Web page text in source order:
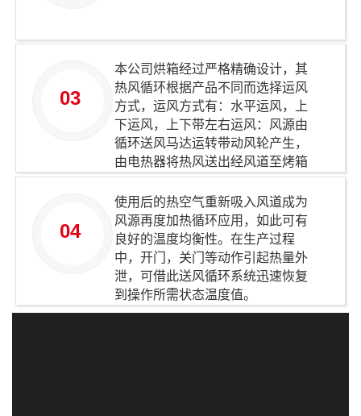
03
本公司烘箱经过严格精确设计，其
热风循环根据产品不同而选择运风
方式，运风方式有：水平运风，上
下运风，上下带左右运风：风源由
循环送风马达运转带动风轮产生，
由电热器将热风送出经风道至烤箱
内部。
04
使用后的热空气重新吸入风道成为
风源再度加热循环应用，如此可有
良好的温度均衡性。在生产过程
中，开门，关门等动作引起热量外
泄，可借此送风循环系统迅速恢复
到操作所需状态温度值。